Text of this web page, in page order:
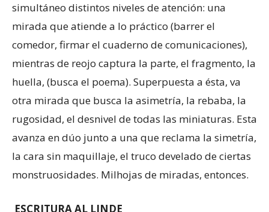
simultáneo distintos niveles de atención: una
mirada que atiende a lo práctico (barrer el
comedor, firmar el cuaderno de comunicaciones),
mientras de reojo captura la parte, el fragmento, la
huella, (busca el poema). Superpuesta a ésta, va
otra mirada que busca la asimetría, la rebaba, la
rugosidad, el desnivel de todas las miniaturas. Esta
avanza en dúo junto a una que reclama la simetría,
la cara sin maquillaje, el truco develado de ciertas
monstruosidades. Milhojas de miradas, entonces.
ESCRITURA AL LINDE